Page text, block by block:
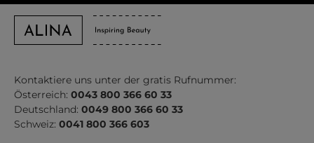
Kontaktiere uns unter der gratis Rufnummer:
Österreich: 0043 800 366 60 33
Deutschland: 0049 800 366 60 33
Schweiz: 0041 800 366 603